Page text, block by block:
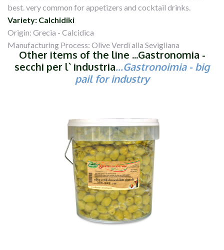
best. very common for appetizers and cocktail drinks.
Variety: Calchidiki
Origin: Grecia - Calcidica
Manufacturing Process: Olive Verdi alla Sevigliana
Other items of the line ...Gastronomia -
secchi per l` industria...Gastronoimia - big
pail for industry